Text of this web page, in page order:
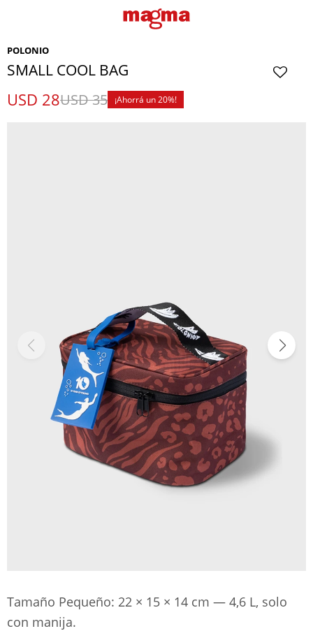
POLONIO
SMALL COOL BAG
USD 28USD35 20
Tamaño Pequeño: 22 × 15 × 14 cm — 4,6 L, solo
con manija.